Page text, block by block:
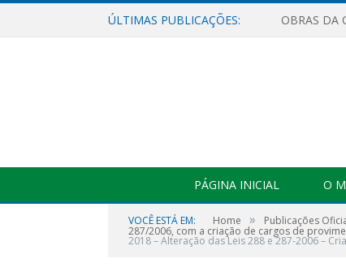
ÚLTIMAS PUBLICAÇÕES:
PÁGINA INICIAL O
VOCÊ ESTÁ EM: Home » Publicações
287/2006, com a criação de cargos de
2018 – Alteração das Leis 288 e 287-2006 –